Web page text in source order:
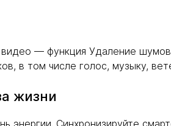
— функция Удаление
в том числе голос, музыку,
жизни
энергии. Синхронизируйте